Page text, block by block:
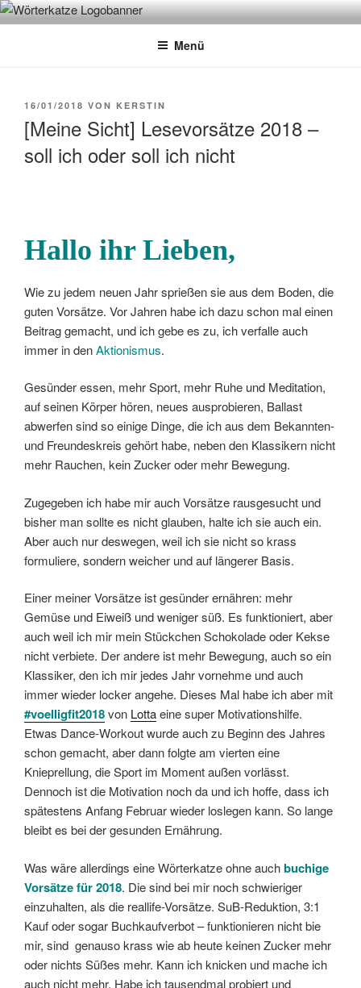
Zum
InhaltWÖRTERKATZE
Von Büchern erzählen
Menü
VERÖFFENTLICHT
16/01/2018 VON KERSTIN
[Meine Sicht] Lesevorsätze 2018 –
soll ich oder soll ich nicht
Hallo ihr Lieben,
Wie zu jedem neuen Jahr sprießen sie aus dem Boden, die
guten Vorsätze. Vor Jahren habe ich dazu schon mal einen
Beitrag gemacht, und ich gebe es zu, ich verfalle auch
immer in denAktionismus.
Gesünder essen, mehr Sport, mehr Ruhe und Meditation,
auf seinen Körper hören, neues ausprobieren, Ballast
abwerfen sind so einige Dinge, die ich aus dem Bekannten-
und Freundeskreis gehört habe, neben den Klassikern nicht
mehr Rauchen, kein Zucker oder mehr Bewegung.
Zugegeben ich habe mir auch Vorsätze rausgesucht und
bisher man sollte es nicht glauben, halte ich sie auch ein.
Aber auch nur deswegen, weil ich sie nicht so krass
formuliere, sondern weicher und auf längerer Basis.
Einer meiner Vorsätze ist gesünder ernähren: mehr
Gemüse und Eiweiß und weniger süß. Es funktioniert, aber
auch weil ich mir mein Stückchen Schokolade oder Kekse
nicht verbiete. Der andere ist mehr Bewegung, auch so ein
Klassiker, den ich mir jedes Jahr vornehme und auch
immer wieder locker angehe. Dieses Mal habe ich aber mit
#voelligfit2018von Lottaeine super Motivationshilfe.
Etwas Dance-Workout wurde auch zu Beginn des Jahres
schon gemacht, aber dann folgte am vierten eine
Knieprellung, die Sport im Moment außen vorlässt.
Dennoch ist die Motivation noch da und ich hoffe, dass ich
spätestens Anfang Februar wieder loslegen kann. So lange
bleibt es bei der gesunden Ernährung.
Was wäre allerdings eine Wörterkatze ohne auchbuchige
Vorsätze für 2018. Die sind bei mir noch schwieriger
einzuhalten, als die reallife-Vorsätze. SuB-Reduktion, 3:1
Kauf oder sogar Buchkaufverbot – funktionieren nicht bie
mir, sind genauso krass wie ab heute keinen Zucker mehr
oder nichts Süßes mehr. Kann ich knicken und mache ich
auch nicht mehr. Habe ich tausendmal probiert und